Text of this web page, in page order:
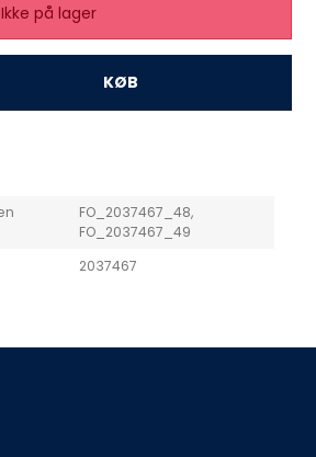
Ikke på lager
KØB
FO_2037467_48,
FO_2037467_49
2037467